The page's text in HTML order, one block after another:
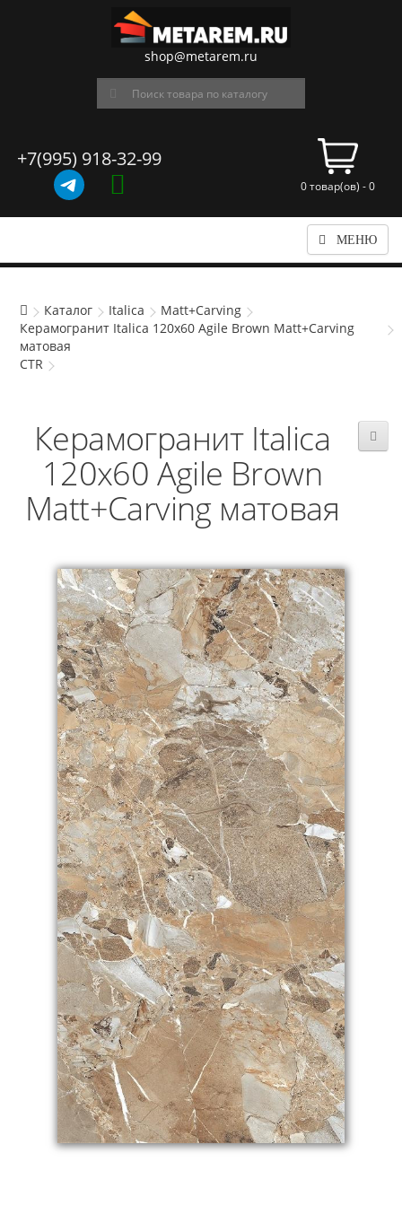
shop@metarem.ru
+7(995) 918-32-99
0 товар(ов) - 0
МЕНЮ
Каталог Italica
Matt+Carving
Керамогранит Italica 120x60 Agile Brown Matt+Carving
матовая
CTR
Керамогранит Italica
120x60 Agile Brown
Matt+Carving матовая